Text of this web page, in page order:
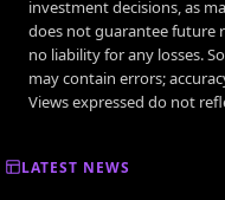
investment decisions, as
does not guarantee future
no liability for any losses.
may contain errors;
Views expressed do not
LATEST NEWS